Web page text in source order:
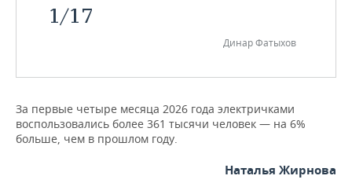
1/17
Динар Фатыхов
За первые четыре месяца 2026 года электричками
воспользовались более 361 тысячи человек — на 6%
больше, чем в прошлом году.
Наталья Жирнова